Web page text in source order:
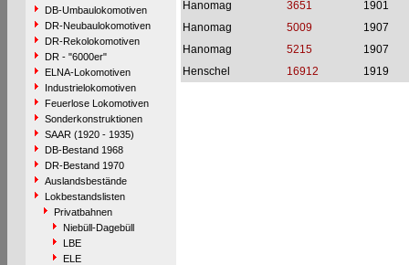
DB-Umbaulokomotiven
DR-Neubaulokomotiven
DR-Rekolokomotiven
DR - "6000er"
ELNA-Lokomotiven
Industrielokomotiven
Feuerlose Lokomotiven
Sonderkonstruktionen
SAAR (1920 - 1935)
DB-Bestand 1968
DR-Bestand 1970
Auslandsbestände
Lokbestandslisten
Privatbahnen
Niebüll-Dagebüll
LBE
ELE
Hanomag
3651
1901
Hanomag
5009
1907
Hanomag
5215
1907
Henschel
16912 1919